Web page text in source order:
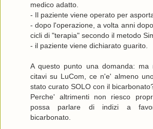
medico adatto.
- Il paziente viene operato per
- dopo l'operazione, a volta anni
cicli di "terapia" secondo il metodo
- il paziente viene dichiarato guarito.
A questo punto una domanda: ma
citavi su LuCom, ce n'e' almeno
stato curato SOLO con il
Perche' altrimenti non riesco
possa parlare di indizi a
bicarbonato.